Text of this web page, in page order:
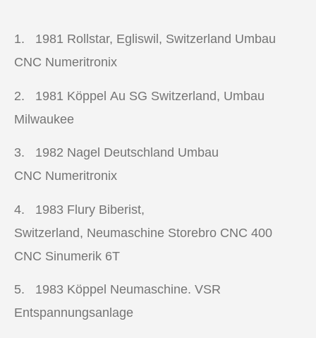
1. 1981 Rollstar, Egliswil, Switzerland Umbau
CNC Numeritronix
2. 1981 Köppel Au SG Switzerland, Umbau
Milwaukee
3. 1982 Nagel Deutschland Umbau
CNC Numeritronix
4. 1983 Flury Biberist,
Switzerland, Neumaschine Storebro CNC 400
CNC Sinumerik 6T
5. 1983 Köppel Neumaschine. VSR
Entspannungsanlage